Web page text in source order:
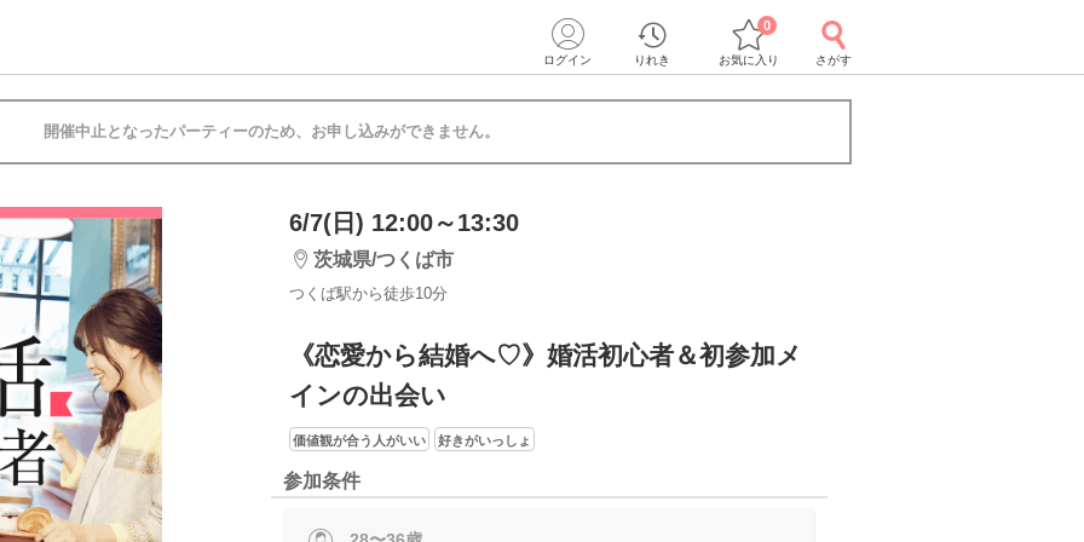
ログイン りれき お気に入り
0
さがす
開催中止となったパーティーのため、お申し込みができません。
6/7(日) 12:00～13:30
茨城県/つくば市
つくば駅から徒歩10分
《恋愛から結婚へ♡》婚活初心者＆初参加メ
インの出会い
価値観が合う人がいい 好きがいっしょ
参加条件